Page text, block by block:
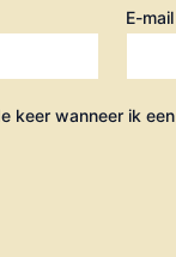
E-mail
keer wanneer ik